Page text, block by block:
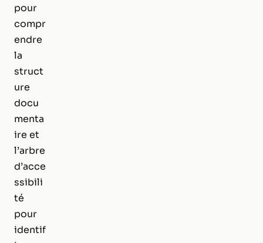
pour
compr
endre
la
struct
ure
docu
menta
ire et
l’arbre
d’acce
ssibili
té
pour
identif